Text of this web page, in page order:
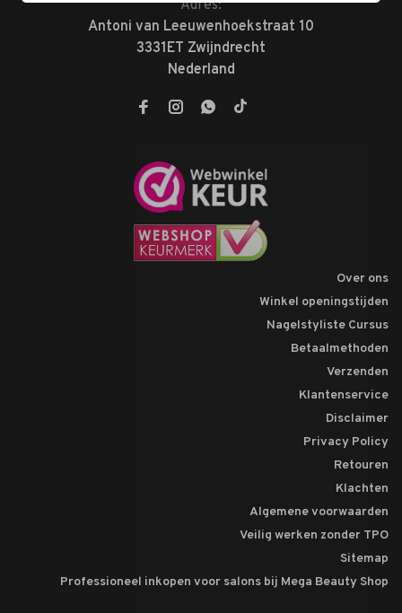
Adres:
Antoni van Leeuwenhoekstraat 10
3331ET Zwijndrecht
Nederland
Over ons
Winkel openingstijden
Nagelstyliste Cursus
Betaalmethoden
Verzenden
Klantenservice
Disclaimer
Privacy Policy
Retouren
Klachten
Algemene voorwaarden
Veilig werken zonder TPO
Sitemap
Professioneel inkopen voor salons bij Mega Beauty Shop